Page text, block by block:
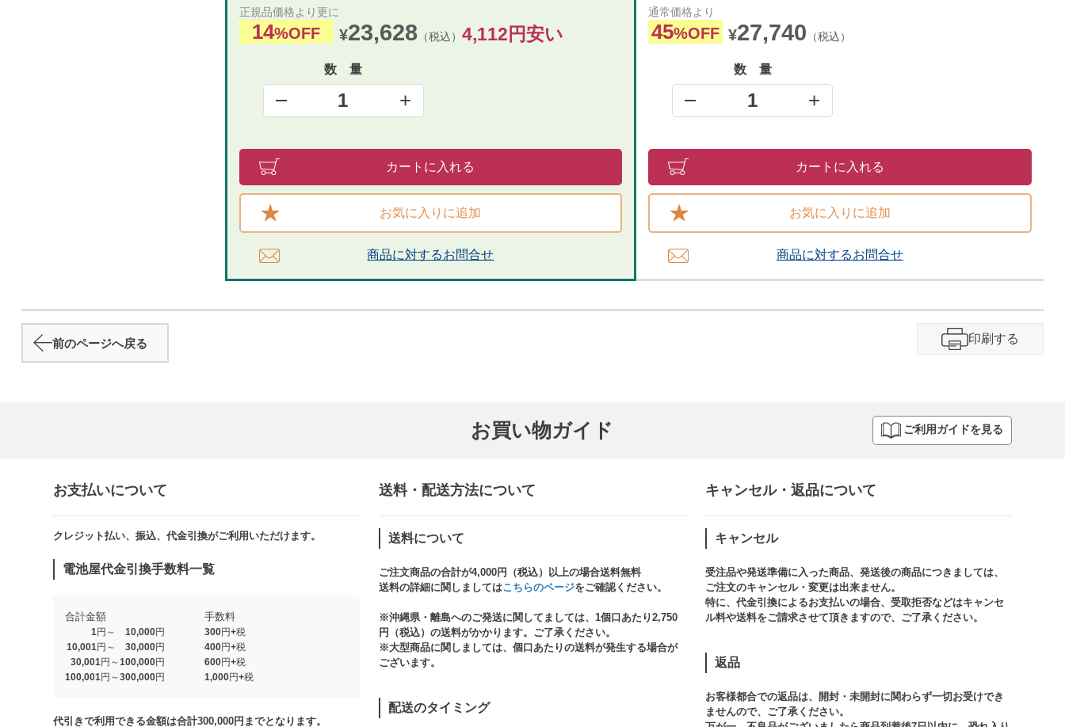
正規品価格より更に
14%OFF ¥23,628（税込） 4,112円安い
数 量
1 +
カートに入れる
お気に入りに追加
商品に対するお問合せ​
通常価格より
45%OFF ¥27,740 （税込）
数 量
1 +
カートに入れる
お気に入りに追加
商品に対するお問合せ​
前のページへ戻る 印刷する
お買い物ガイド ご利用ガイドを見る
お支払いについて
クレジット払い、振込、代金引換がご利用いただけます。​​
電池屋代金引換手数料一覧
合計金額 手数料
1円～ 10,000円
300円+税
10,001円～ 30,000円
400円+税
30,001円～100,000円
600円+税
100,001円～300,000円
1,000円+税​
代引きで利用できる金額は合計300,000円までとなります。
送料・配送方法について​
送料について
ご注文商品の合計が4,000円（税込）以上の場合送料無料
送料の詳細に関しましてはこちらのページをご確認ください。​
※沖縄県・離島へのご発送に関してましては、1個口あたり2,750
円（税込）の送料がかかります。ご了承ください。
※大型商品に関しましては、個口あたりの送料が発生する場合が
ございます。​
配送のタイミング
キャンセル・返品について​
キャンセル
受注品や発送準備に入った商品、発送後の商品につきましては、
ご注文のキャンセル・変更は出来ません。​
特に、代金引換によるお支払いの場合、受取拒否などはキャンセ
ル料や送料をご請求させて頂きますので、ご了承ください。​
返品
お客様都合での返品は、開封・未開封に関わらず一切お受けでき
ませんので、ご了承ください。​​